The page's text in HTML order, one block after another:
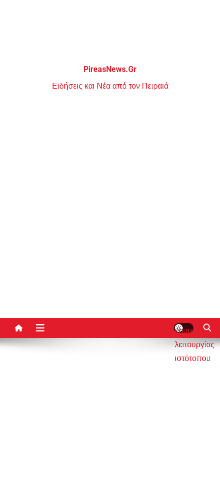
PireasNews.Gr
Ειδήσεις και Νέα από τον Πειραιά
κουμπί
λειτουργίας
ιστότοπου